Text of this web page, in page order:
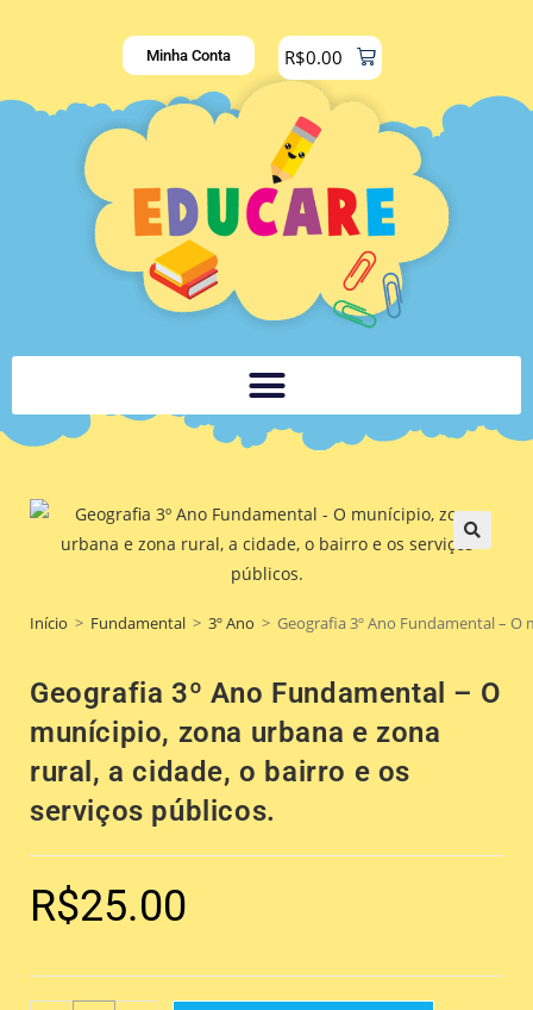
Minha Conta R$0.00
Início > Fundamental > 3º Ano > Geografia 3º Ano Fundamental –
Geografia 3º Ano Fundamental – O
munícipio, zona urbana e zona
rural, a cidade, o bairro e os
serviços públicos.
R$25.00